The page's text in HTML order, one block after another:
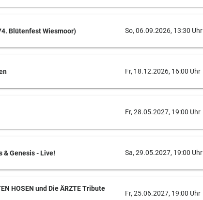
Blütenfest Wiesmoor) So, 06.09.2026, 13:30 Uhr
Fr, 18.12.2026, 16:00 Uhr
Fr, 28.05.2027, 19:00 Uhr
& Genesis - Live! Sa, 29.05.2027, 19:00 Uhr
HOSEN und Die ÄRZTE Tribute
Fr, 25.06.2027, 19:00 Uhr